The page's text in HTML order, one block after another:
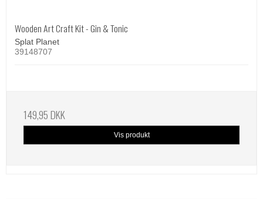
Wooden Art Craft Kit - Gin & Tonic
Splat Planet
39148707
149,95 DKK
Vis produkt